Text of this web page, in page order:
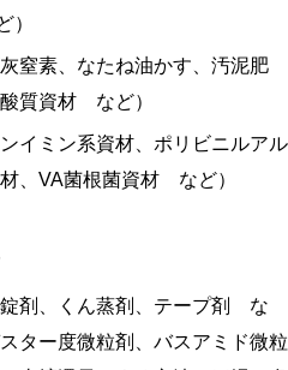
）
素、なたね油かす、汚泥肥
質資材 など）
ミン系資材、ポリビニルアル
、 VA菌根菌資材 など）
剤、くん蒸剤、テープ剤 な
ター度微粒剤、バスアミド微粒